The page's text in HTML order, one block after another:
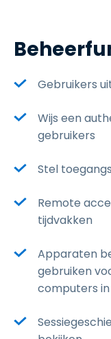
Gebruikers
Wijs een
gebruikers
Stel
Remote
tijdvakken
Apparaten
gebruiken
computers